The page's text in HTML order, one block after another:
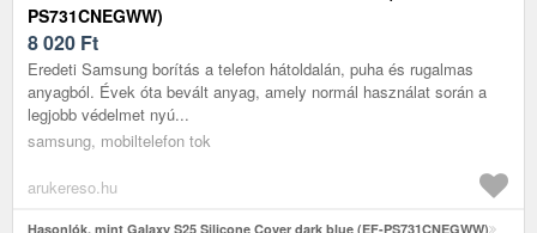
PS731CNEGWW)
8 020 Ft
Eredeti Samsung borítás a telefon hátoldalán, puha és rugalmas
anyagból. Évek óta bevált anyag, amely normál használat során a
legjobb védelmet nyú...
samsung, mobiltelefon tok
arukereso.hu
Hasonlók, mint Galaxy S25 Silicone Cover dark blue (EF-PS731CNEGWW)